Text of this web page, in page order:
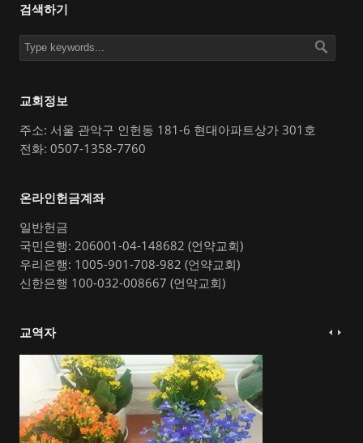
검색하기
교회정보
주소: 서울 관악구 인헌동 181-6 현대아파트상가 301호
전화: 0507-1358-7760
온라인헌금계좌
일반헌금
국민은행: 206001-04-148682 (언약교회)
우리은행: 1005-901-708-982 (언약교회)
신한은행 100-032-008667 (언약교회)
교역자